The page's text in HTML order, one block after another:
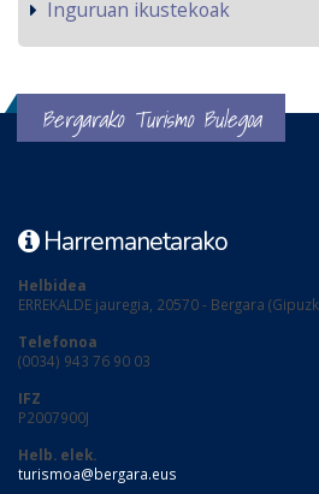
Inguruan ikustekoak
Bergarako Turismo Bulegoa
Harremanetarako
Helbidea
ERREKALDE jauregia, 20570 - Bergara
Telefonoa
(0034) 943 76 90 03
IFZ
P2007900J
Helb. elek.
turismoa@bergara.eus